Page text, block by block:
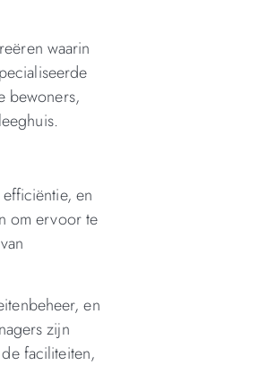
waarin
bewoners,
en
om ervoor te
en
zijn
faciliteiten,